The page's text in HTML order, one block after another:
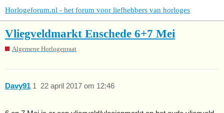
Horlogeforum.nl - het forum voor liefhebbers van horloges
Vliegveldmarkt Enschede 6+7 Mei
Algemene Horlogepraat
Davy91 22 april 2017 om 12:46
1